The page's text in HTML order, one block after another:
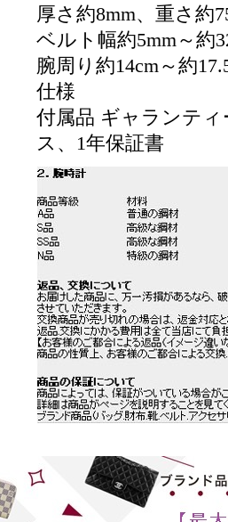
厚さ約8mm、重さ約
ベルト幅約5mm～約
腕周り約14cm～約
仕様
付属品 ギャランテ
ス、1年保証書